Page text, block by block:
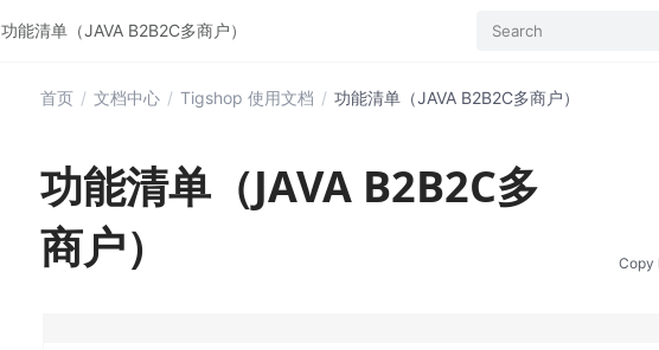
首页 / 文档中心 / Tigshop 使用文档 / 功能清单（JAVA B2B2C多商户）
功能清单（JAVA B2B2C多
商户）
Copy
功能清单（JAVA B2B2C多商户） Search